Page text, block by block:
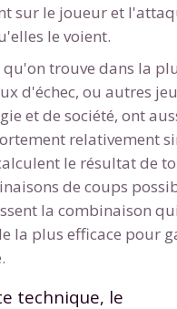
sur le joueur et
le voient.
qu'on trouve dans la
d'échec, ou autres
et de société, ont
relativement
le résultat de
de coups
la combinaison qui
la plus efficace pour
technique, le